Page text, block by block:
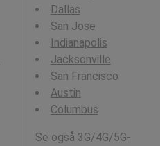
Dallas
San Jose
Indianapolis
Jacksonville
San Francisco
Austin
Columbus
Se også 3G/4G/5G-